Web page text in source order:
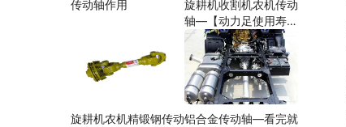
传动轴作用
旋耕机收割机农机传动
轴—【动力足使用寿命
久】
旋耕机农机精锻钢传动铝合金传动轴—看完就